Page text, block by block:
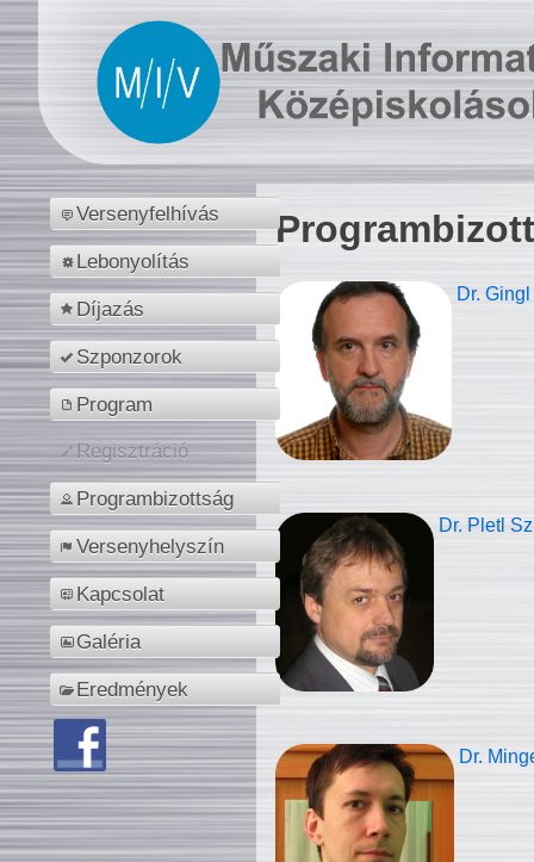
Versenyfelhívás
Lebonyolítás
Díjazás
Szponzorok
Program
Regisztráció
Programbizottság
Versenyhelyszín
Kapcsolat
Galéria
Eredmények
Dr.
Dr. Pletl
Dr.